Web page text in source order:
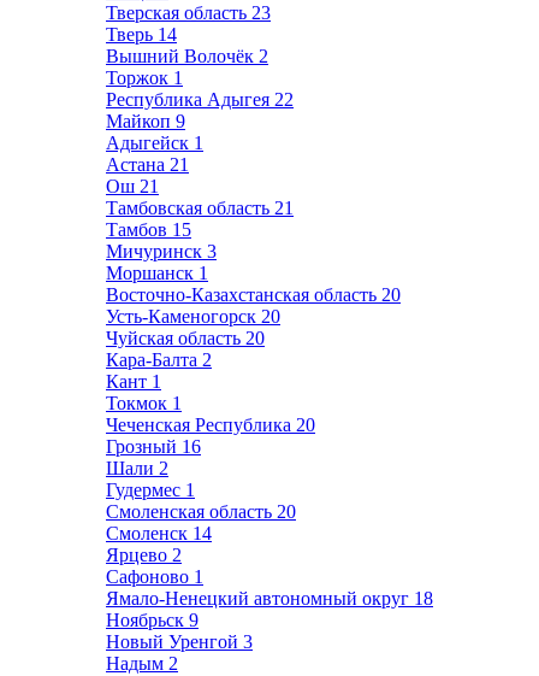
Тверская область 23
Тверь 14
Вышний Волочёк 2
Торжок 1
Республика Адыгея 22
Майкоп 9
Адыгейск 1
Астана 21
Ош 21
Тамбовская область 21
Тамбов 15
Мичуринск 3
Моршанск 1
Восточно-Казахстанская область 20
Усть-Каменогорск 20
Чуйская область 20
Кара-Балта 2
Кант 1
Токмок 1
Чеченская Республика 20
Грозный 16
Шали 2
Гудермес 1
Смоленская область 20
Смоленск 14
Ярцево 2
Сафоново 1
Ямало-Ненецкий автономный округ 18
Ноябрьск 9
Новый Уренгой 3
Надым 2